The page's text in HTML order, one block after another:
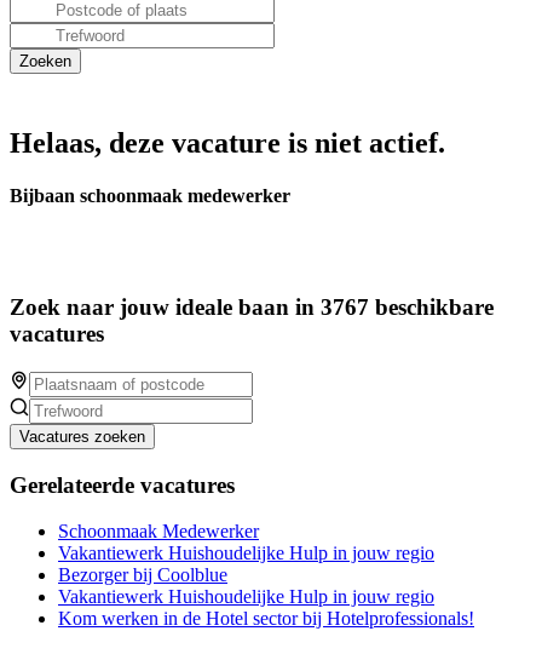
Helaas, deze vacature is niet actief.
Bijbaan schoonmaak medewerker
Zoek naar jouw ideale baan in 3767 beschikbare
vacatures
Vacatures zoeken
Gerelateerde vacatures
Schoonmaak Medewerker
Vakantiewerk Huishoudelijke Hulp in jouw regio
Bezorger bij Coolblue
Vakantiewerk Huishoudelijke Hulp in jouw regio
Kom werken in de Hotel sector bij Hotelprofessionals!